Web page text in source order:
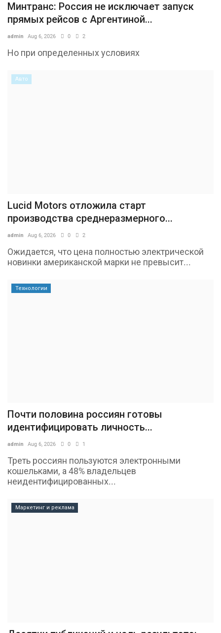
Минтранс: Россия не исключает запуск
прямых рейсов с Аргентиной...
admin Aug 6, 2026 0 2
Но при определенных условиях
Авто
Lucid Motors отложила старт
производства среднеразмерного...
admin Aug 6, 2026 0 2
Ожидается, что цена полностью электрической
новинки американской марки не превысит...
Технологии
Почти половина россиян готовы
идентифицировать личность...
admin Aug 6, 2026 0 1
Треть россиян пользуются электронными
кошельками, а 48% владельцев
неидентифицированных...
Маркетинг и реклама